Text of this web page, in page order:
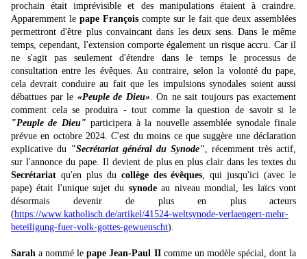
prochain était imprévisible et des manipulations étaient à craindre.
Apparemment le pape François compte sur le fait que deux assemblées
permettront d'être plus convaincant dans les deux sens. Dans le même
temps, cependant, l'extension comporte également un risque accru. Car il
ne s'agit pas seulement d'étendre dans le temps le processus de
consultation entre les évêques. Au contraire, selon la volonté du pape,
cela devrait conduire au fait que les impulsions synodales soient aussi
débattues par le «Peuple de Dieu». On ne sait toujours pas exactement
comment cela se produira - tout comme la question de savoir si le
"Peuple de Dieu" participera à la nouvelle assemblée synodale finale
prévue en octobre 2024. C'est du moins ce que suggère une déclaration
explicative du "Secrétariat général du Synode", récemment très actif,
sur l'annonce du pape. Il devient de plus en plus clair dans les textes du
Secrétariat qu'en plus du collège des évêques, qui jusqu'ici (avec le
pape) était l'unique sujet du synodeau niveau mondial, les laïcs vont
désormais devenir de plus en plus acteurs
(https://www.katholisch.de/artikel/41524-weltsynode-verlaengert-mehr-
beteiligung-fuer-volk-gottes-gewuenscht).
Sarah a nommé lepape Jean-Paul IIcomme un modèle spécial, dont la